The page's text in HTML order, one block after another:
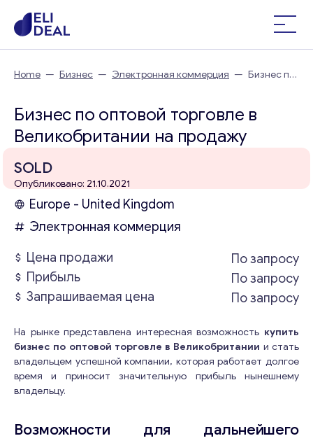
Home — Бизнес — Электронная коммерция — Бизнес по
Бизнес по оптовой торговле в
Великобритании на продажу
SOLD
Опубликовано: 21.10.2021
Europe - United Kingdom
Электронная коммерция
Цена продажи
По запросу
Прибыль
По запросу
Запрашиваемая цена
По запросу
На рынке представлена ​​интересная возможность купить
бизнес по оптовой торговле в Великобритании и стать
владельцем успешной компании, которая работает долгое
время и приносит значительную прибыль нынешнему
владельцу.
Возможности для дальнейшего